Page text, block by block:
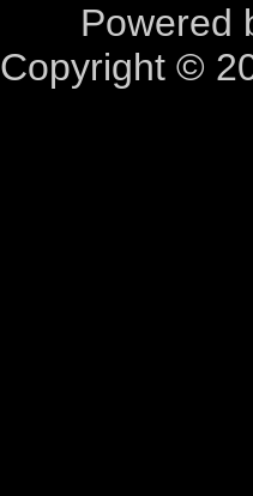
Powered
Copyright ©